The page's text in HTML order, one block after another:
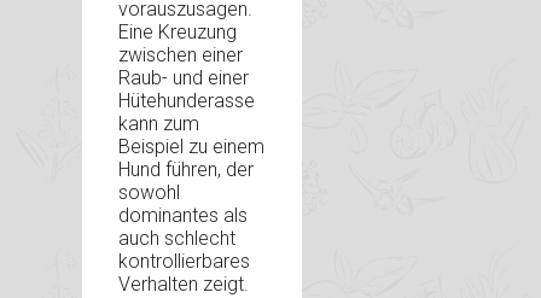
vorauszusagen.
Eine Kreuzung
zwischen einer
Raub- und einer
Hütehunderasse
kann zum
Beispiel zu einem
Hund führen, der
sowohl
dominantes als
auch schlecht
kontrollierbares
Verhalten zeigt.